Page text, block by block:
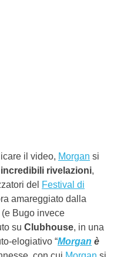
il video, Morgan si
incredibili rivelazioni,
del Festival di
amareggiato dalla
Bugo invece
su Clubhouse, in una
elogiativo “Morgan è